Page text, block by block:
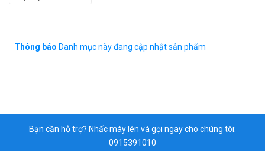
Thông báo Danh mục này đang cập nhật sản phẩm
Bạn cần hỗ trợ? Nhấc máy lên và gọi ngay cho chúng tôi:
0915391010